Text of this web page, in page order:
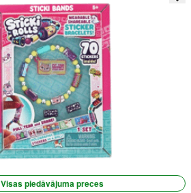
Visas piedāvājuma preces